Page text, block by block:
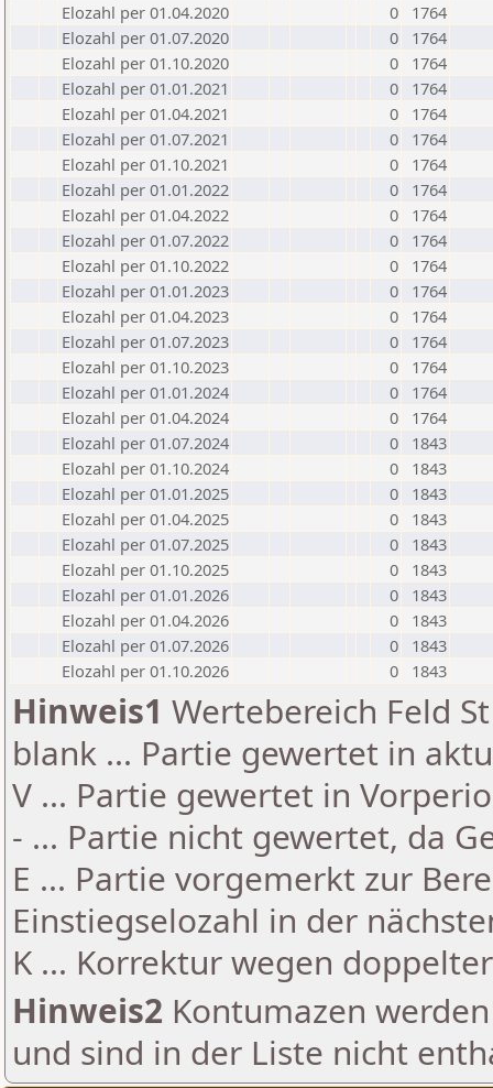
Elozahl per 01.04.2020
0
1764
Elozahl per 01.07.2020
0
1764
Elozahl per 01.10.2020
0
1764
Elozahl per 01.01.2021
0
1764
Elozahl per 01.04.2021
0
1764
Elozahl per 01.07.2021
0
1764
Elozahl per 01.10.2021
0
1764
Elozahl per 01.01.2022
0
1764
Elozahl per 01.04.2022
0
1764
Elozahl per 01.07.2022
0
1764
Elozahl per 01.10.2022
0
1764
Elozahl per 01.01.2023
0
1764
Elozahl per 01.04.2023
0
1764
Elozahl per 01.07.2023
0
1764
Elozahl per 01.10.2023
0
1764
Elozahl per 01.01.2024
0
1764
Elozahl per 01.04.2024
0
1764
Elozahl per 01.07.2024
0
1843
Elozahl per 01.10.2024
0
1843
Elozahl per 01.01.2025
0
1843
Elozahl per 01.04.2025
0
1843
Elozahl per 01.07.2025
0
1843
Elozahl per 01.10.2025
0
1843
Elozahl per 01.01.2026
0
1843
Elozahl per 01.04.2026
0
1843
Elozahl per 01.07.2026
0
1843
Elozahl per 01.10.2026
0 1843
Hinweis1 Wertebereich Feld
blank ... Partie gewertet in
V ... Partie gewertet in
- ... Partie nicht gewertet, da
E ... Partie vorgemerkt zur
Einstiegselozahl in der
K ... Korrektur wegen
Hinweis2 Kontumazen
und sind in der Liste nicht